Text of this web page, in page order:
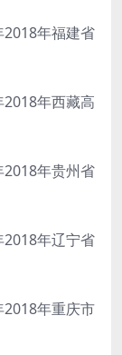
年福建省
年西藏高
年贵州省
年辽宁省
年重庆市